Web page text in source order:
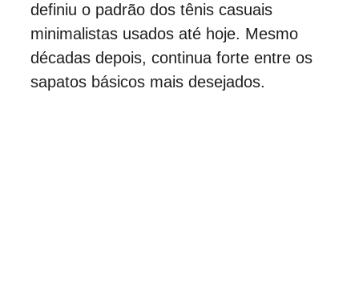
definiu o padrão dos tênis casuais
minimalistas usados até hoje. Mesmo
décadas depois, continua forte entre os
sapatos básicos mais desejados.